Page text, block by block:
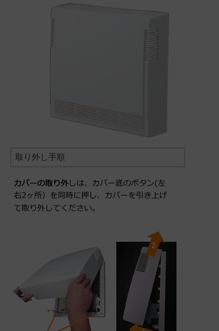
取り外し手順